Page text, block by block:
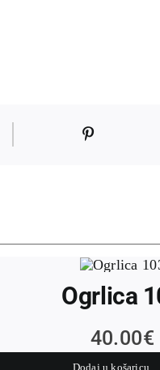
Ogrlica
40.00€
Dodaj u košaricu